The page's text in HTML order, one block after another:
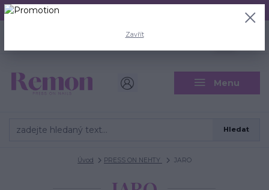
Aktuální doba odeslání je 3 - 5 pracovních dní.
Menu
CZK
Hledat
Úvod PRESS ON NEHTY JARO
Zavřít